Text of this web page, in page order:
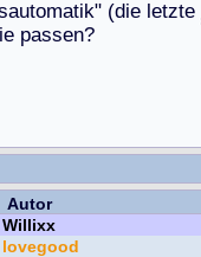
automatik" (die letzte
ie passen?
Autor
Willixx
lovegood